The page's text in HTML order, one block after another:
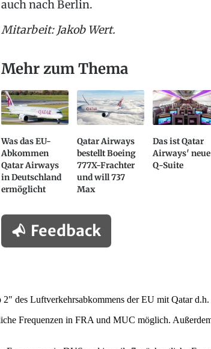
auch nach Berlin.
Mitarbeit: Jakob Wert.
Mehr zum Thema
Was das EU-
Abkommen
Qatar Airways
in Deutschland
ermöglicht
Qatar Airways
bestellt Boeing
777X-Frachter
und will 737
Max
Das ist Qatar
Airways′ neue
Q-Suite
Feedback